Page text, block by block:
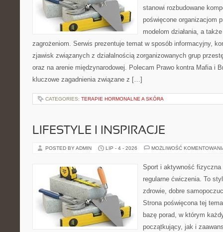
stanowi rozbudowane
poświęcone organizacjom
modelom działania, a
zagrożeniom. Serwis prezentuje temat w sposób informacyjny,
zjawisk związanych z działalnością zorganizowanych grup
oraz na arenie międzynarodowej. Polecam Prawo kontra Mafia i
kluczowe zagadnienia związane z […]
CATEGORIES: TERAPIE HORMONALNE A SKÓRA
LIFESTYLE I INSPIRACJE
POSTED BY ADMIN LIP - 4 - 2026 MOŻLIWOŚĆ
Sport i aktywność
regularne ćwiczenia. To
zdrowie, dobre
Strona poświęcona tej
bazę porad, w którym
początkujący, jak i